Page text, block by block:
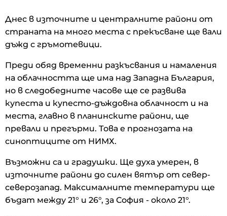
Днес в източните и централните райони от
страната на много места с прекъсване ще вали
дъжд с гръмотевици.
Преди обяд временни разкъсвания и намаления
на облачността ще има над Западна България,
но в следобедните часове ще се развива
купеста и купесто-дъждовна облачност и на
места, главно в планинските райони, ще
превали и прегърми. Това е прогнозата на
синоптиците от НИМХ.
Възможни са и градушки. Ще духа умерен, в
източните райони до силен вятър от север-
северозапад. Максималните температури ще
бъдат между 21° и 26°, за София - около 21°.